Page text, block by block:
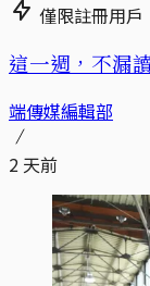
僅限註冊用戶
這一週，不漏
端傳媒編輯部
2 天前